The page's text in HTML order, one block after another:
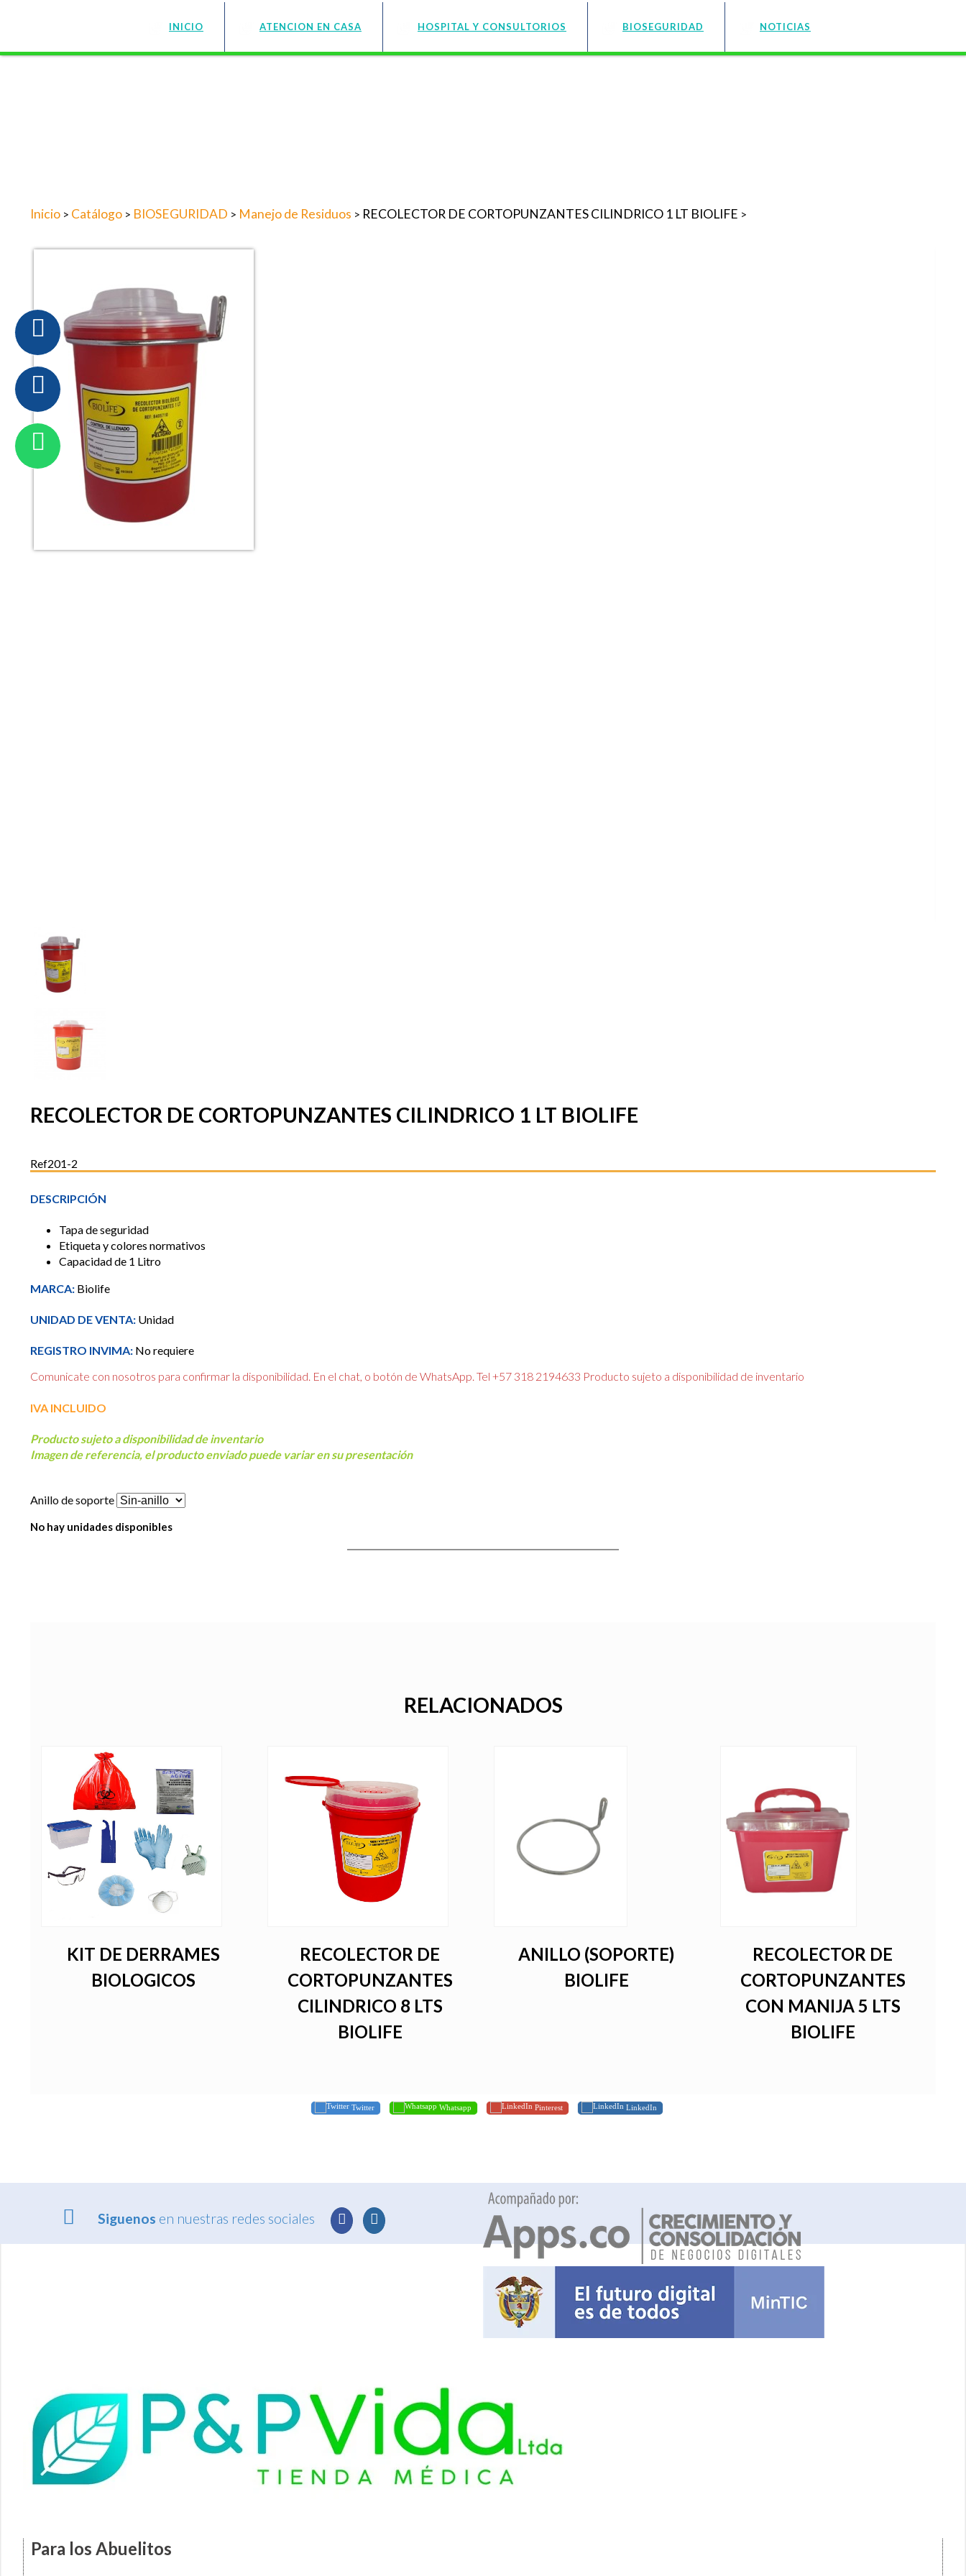
INICIO ATENCION EN CASA HOSPITAL Y CONSULTORIOS BIOSEGURIDAD NOTICIAS
Inicio > Catálogo > BIOSEGURIDAD > Manejo de Residuos > RECOLECTOR DE CORTOPUNZANTES CILINDRICO 1 LT BIOLIFE >
RECOLECTOR DE CORTOPUNZANTES CILINDRICO 1 LT BIOLIFE
Ref201-2
DESCRIPCIÓN
Tapa de seguridad
Etiqueta y colores normativos
Capacidad de 1 Litro
MARCA: Biolife
UNIDAD DE VENTA: Unidad
REGISTRO INVIMA: No requiere
Comunicate con nosotros para confirmar la disponibilidad. En el chat, o botón de WhatsApp. Tel +57 318 2194633 Producto sujeto a disponibilidad de inventario
IVA INCLUIDO
Producto sujeto a disponibilidad de inventario
Imagen de referencia, el producto enviado puede variar en su presentación
Anillo de soporte
No hay unidades disponibles
RELACIONADOS
KIT DE DERRAMES
BIOLOGICOS
RECOLECTOR DE
CORTOPUNZANTES
CILINDRICO 8 LTS
BIOLIFE
ANILLO (SOPORTE)
BIOLIFE
RECOLECTOR DE
CORTOPUNZANTES
CON MANIJA 5 LTS
BIOLIFE
Twitter Whatsapp Pinterest LinkedIn
Siguenos en nuestras redes sociales
Para los Abuelitos